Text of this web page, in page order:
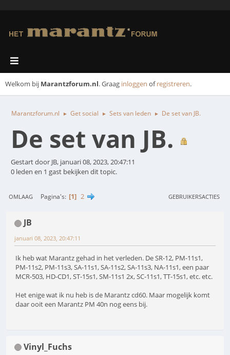
Welkom bij Marantzforum.nl. Graag inloggen ofregistreren.
Marantzforum.nl ► Get social ► Sets van leden ► De set van JB.
De set van JB.
Gestart door JB, januari 08, 2023, 20:47:11
0 leden en 1 gast bekijken dit topic.
OMLAAG Pagina's 1 2 GEBRUIKERSACTIES
JB
januari 08, 2023, 20:47:11
Ik heb wat Marantz gehad in het verleden. De SR-12, PM-11s1,
PM-11s2, PM-11s3, SA-11s1, SA-11s2, SA-11s3, NA-11s1, een paar
MCR-503, HD-CD1, ST-15s1, SM-11s1 2x, SC-11s1, TT-15s1, etc. etc.
Het enige wat ik nu heb is de Marantz cd60. Maar mogelijk komt
daar ooit een Marantz PM 40n nog eens bij.
Vinyl_Fuchs